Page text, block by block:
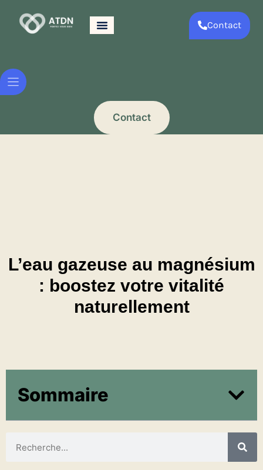
Contact
Contact
L’eau gazeuse au magnésium
: boostez votre vitalité
naturellement
Sommaire